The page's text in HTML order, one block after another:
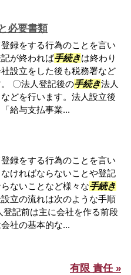
必要書類
録をする行為のことを言い
が終われば手続きは終わり
設立をした後も税務署など
〇法人登記後の手続き法人
どを行います。法人設立後
給与支払事業...
録をする行為のことを言い
ければならないことや登記
ないことなど様々な手続き
立の流れは次のような手順
記前は主に会社を作る前段
社の基本的な...
有限 責任 »